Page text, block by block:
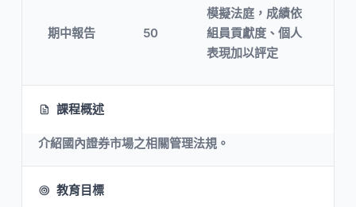
期中報告 50
模擬法庭，成績依
組員貢獻度、個人
表現加以評定
課程概述
介紹國內證券市場之相關管理法規。
教育目標